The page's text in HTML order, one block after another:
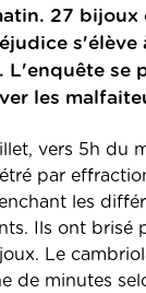
27 bijoux
s'élève
L'enquête se
les
vers 5h du
par
les
Ils ont brisé
Le
de minutes